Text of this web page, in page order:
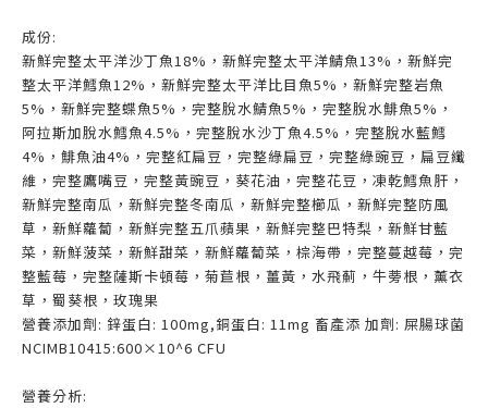
成份:
新鮮完整太平洋沙丁魚18%，新鮮完整太平洋鯖魚13%，新鮮完
整太平洋鱈魚12%，新鮮完整太平洋比目魚5%，新鮮完整岩魚
5%，新鮮完整蝶魚5%，完整脫水鯖魚5%，完整脫水鯡魚5%，
阿拉斯加脫水鱈魚4.5%，完整脫水沙丁魚4.5%，完整脫水藍鱈
4%，鯡魚油4%，完整紅扁豆，完整綠扁豆，完整綠豌豆，扁豆纖
維，完整鷹嘴豆，完整黃豌豆，葵花油，完整花豆，凍乾鱈魚肝，
新鮮完整南瓜，新鮮完整冬南瓜，新鮮完整櫛瓜，新鮮完整防風
草，新鮮蘿蔔，新鮮完整五爪蘋果，新鮮完整巴特梨，新鮮甘藍
菜，新鮮菠菜，新鮮甜菜，新鮮蘿蔔菜，棕海帶，完整蔓越莓，完
整藍莓，完整薩斯卡頓莓，菊苣根，薑黃，水飛薊，牛蒡根，薰衣
草，蜀葵根，玫瑰果
營養添加劑: 鋅蛋白: 100mg,銅蛋白: 11mg 畜產添 加劑: 屎腸球菌
NCIMB10415:600×10^6 CFU
營養分析: